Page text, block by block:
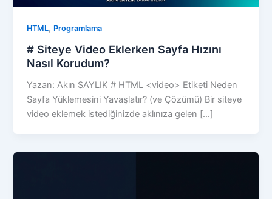
HTML, Programlama
# Siteye Video Eklerken Sayfa Hızını
Nasıl Korudum?
Yazan: Akın SAYLIK # HTML <video> Etiketi Neden
Sayfa Yüklemesini Yavaşlatır? (ve Çözümü) Bir siteye
video eklemek istediğinizde aklınıza gelen […]